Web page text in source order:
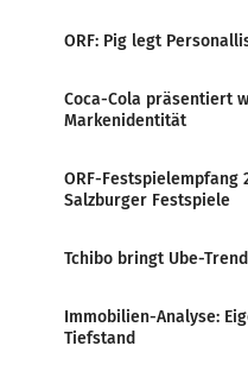
ORF: Pig legt
Coca-Cola präsentiert
Markenidentität
ORF-Festspielempfang
Salzburger Festspiele
Tchibo bringt Ube-
Immobilien-Analyse:
Tiefstand